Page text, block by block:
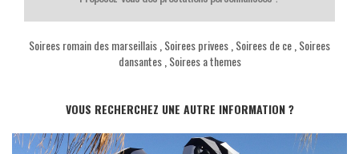
Soirees romain des marseillais Soirees privees Soirees de ce Soirees
dansantes, Soirees a themes
VOUS RECHERCHEZ UNE AUTRE INFORMATION ?